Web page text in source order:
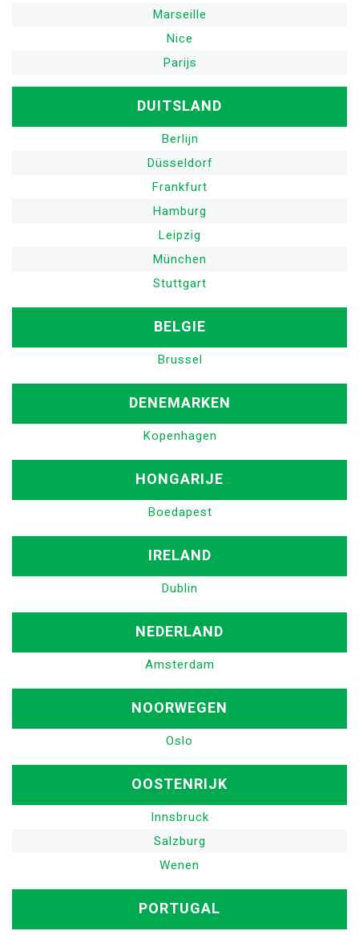
Marseille
Nice
Parijs
DUITSLAND
Berlijn
Düsseldorf
Frankfurt
Hamburg
Leipzig
München
Stuttgart
BELGIE
Brussel
DENEMARKEN
Kopenhagen
HONGARIJE
Boedapest
IRELAND
Dublin
NEDERLAND
Amsterdam
NOORWEGEN
Oslo
OOSTENRIJK
Innsbruck
Salzburg
Wenen
PORTUGAL